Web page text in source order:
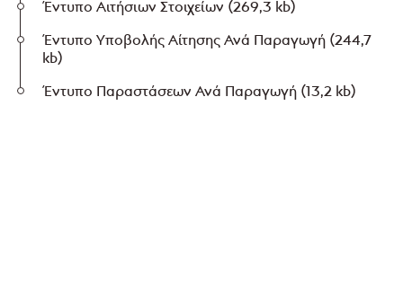
Έντυπο Αιτήσιων Στοιχείων (269,3 kb)
Έντυπο Υποβολής Αίτησης Ανά Παραγωγή (244,7
kb)
Έντυπο Παραστάσεων Ανά Παραγωγή (13,2 kb)